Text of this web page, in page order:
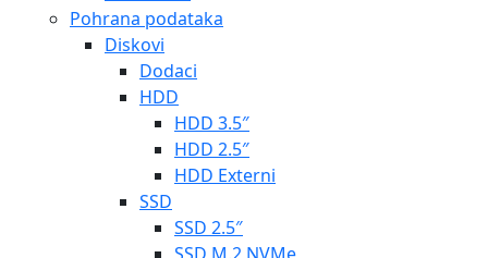
Pohrana podataka
Diskovi
Dodaci
HDD
HDD 3.5″
HDD 2.5″
HDD Externi
SSD
SSD 2.5″